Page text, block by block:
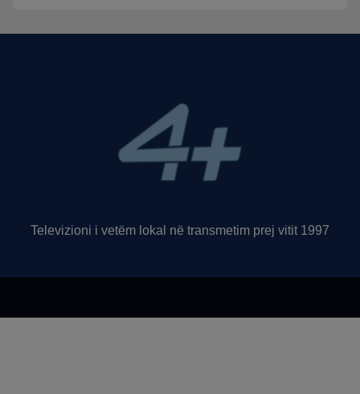
Televizioni i vetëm lokal në transmetim prej vitit 1997